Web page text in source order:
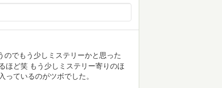
のでもう少しミステリーかと思った
ほど笑 もう少しミステリー寄りのほ
っているのがツボでした。